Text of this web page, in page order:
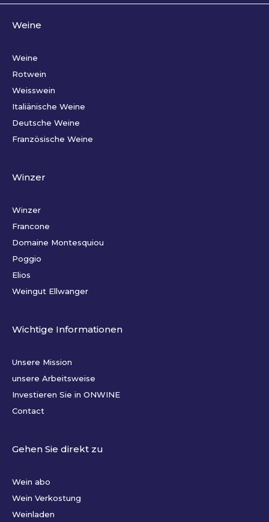
Weine
Weine
Rotwein
Weisswein
Italiänische Weine
Deutsche Weine
Französische Weine
Winzer
Winzer
Francone
Domaine Montesquiou
Poggio
Elios
Weingut Ellwanger
Wichtige Informationen
Unsere Mission
unsere Arbeitsweise
Investieren Sie in ONWINE
Contact
Gehen Sie direkt zu
Wein abo
Wein Verkostung
Weinladen